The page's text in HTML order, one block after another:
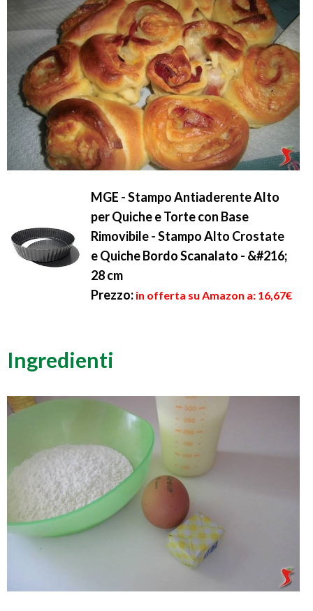
MGE - Stampo Antiaderente Alto
per Quiche e Torte con Base
Rimovibile - Stampo Alto Crostate
e Quiche Bordo Scanalato - &#216;
28 cm
Prezzo: in offerta su Amazon a: 16,67€
Ingredienti